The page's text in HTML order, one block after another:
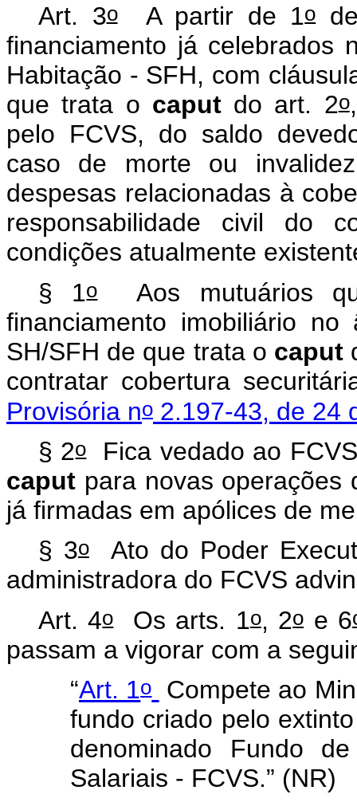
Art. 3oA partir de 1ode
financiamento já celebrados
Habitação - SFH, com
que trata o caputdo art. 2o
pelo FCVS, do saldo
caso de morte ou
despesas relacionadas à
responsabilidade civil do
condições atualmente
§ 1oAos mutuários
financiamento imobiliário
SH/SFH de que trata o caput
contratar cobertura
Provisória no 2.197-43, de 24
§ 2oFica vedado ao
caput para novas operações
já firmadas em apólices de
§ 3oAto do Poder
administradora do FCVS
Art. 4oOs arts. 1o, 2oe 6
passam a vigorar com a
“Art. 1o
Compete ao
fundo criado pelo
denominado Fundo
Salariais - FCVS.” (NR)